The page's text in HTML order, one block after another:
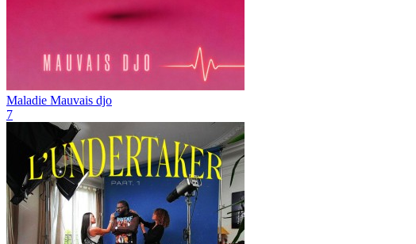
Maladie Mauvais djo
7